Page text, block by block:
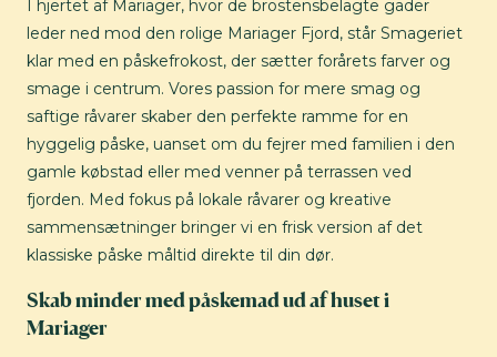
I hjertet af Mariager, hvor de brostensbelagte gader
leder ned mod den rolige Mariager Fjord, står Smageriet
klar med en påskefrokost, der sætter forårets farver og
smage i centrum. Vores passion for mere smag og
saftige råvarer skaber den perfekte ramme for en
hyggelig påske, uanset om du fejrer med familien i den
gamle købstad eller med venner på terrassen ved
fjorden. Med fokus på lokale råvarer og kreative
sammensætninger bringer vi en frisk version af det
klassiske påske måltid direkte til din dør.
Skab minder med påskemad ud af huset i
Mariager